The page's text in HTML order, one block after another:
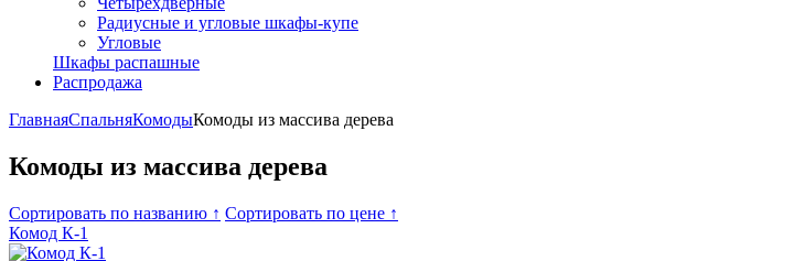
Радиусные и угловые шкафы-купе
Угловые
Шкафы распашные
Распродажа
ГлавнаяСпальняКомодыКомоды из массива дерева
Комоды из массива дерева
Сортировать по названию ↑ Сортировать по цене ↑
Комод К-1